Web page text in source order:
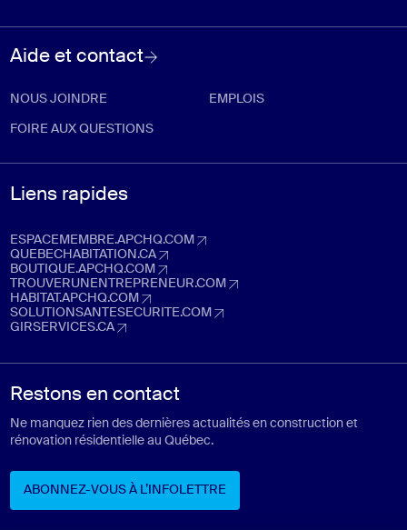
Aide et contact
NOUS JOINDRE EMPLOIS
FOIRE AUX QUESTIONS
Liens rapides
ESPACEMEMBRE.APCHQ.COM
espacemembre.apchq.com (Ouvre dans un nouvel onglet)
QUEBECHABITATION.CA
quebechabitation.ca (Ouvre dans un nouvel onglet)
BOUTIQUE.APCHQ.COM
boutique.apchq.com (Ouvre dans un nouvel onglet)
TROUVERUNENTREPRENEUR.COM
trouverunentrepreneur.com (Ouvre dans un nouvel onglet)
HABITAT.APCHQ.COM
habitat.apchq.com (Ouvre dans un nouvel onglet)
SOLUTIONSANTESECURITE.COM
solutionsantesecurite.com (Ouvre dans un nouvel onglet)
GIRSERVICES.CA
Restons en contact
Ne manquez rien des dernières actualités en construction et
rénovation résidentielle au Québec.
ABONNEZ-VOUS À L’INFOLETTRE